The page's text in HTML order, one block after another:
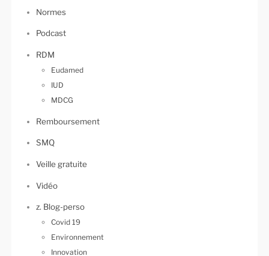
Normes
Podcast
RDM
Eudamed
IUD
MDCG
Remboursement
SMQ
Veille gratuite
Vidéo
z. Blog-perso
Covid 19
Environnement
Innovation